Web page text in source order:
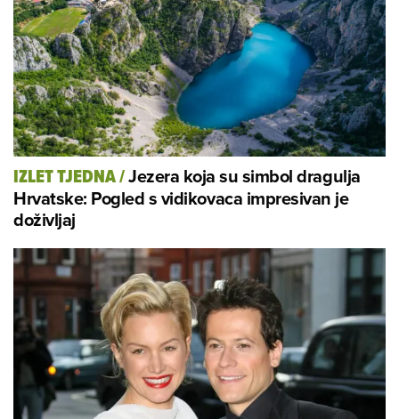
IZLET TJEDNA/Jezera koja su simbol dragulja
Hrvatske: Pogled s vidikovaca impresivan je
doživljaj